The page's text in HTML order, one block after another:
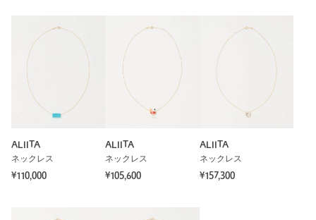
ALIITA
ネックレス
¥110,000
ALIITA
ネックレス
¥105,600
ALIITA
ネックレス
¥157,300